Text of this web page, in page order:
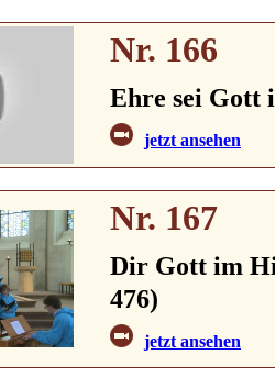
Nr. 166
Ehre sei Gott
jetzt ansehen
Nr. 167
Dir Gott im
476)
jetzt ansehen